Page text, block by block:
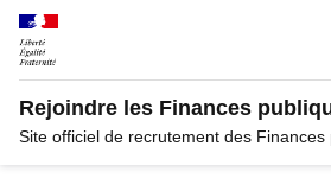
Panneau de gestion des cookies
Rejoindre les Finances
Site officiel de recrutement des Finances